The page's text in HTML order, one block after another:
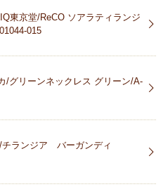
東京堂/ReCO ソアラティランジ
015
/グリーンネックレス グリーン/A-
ランジア バーガンディ